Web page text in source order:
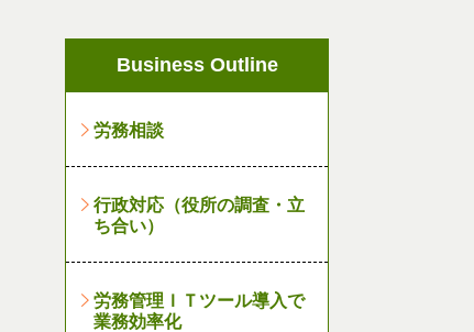
Business Outline
労務相談
行政対応（役所の調査・立
ち合い）
労務管理ＩＴツール導入で
業務効率化